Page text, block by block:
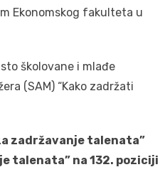
Ekonomskog fakulteta u
školovane i mlađe
(SAM) “Kako zadržati
zadržavanje talenata”
talenata” na 132. poziciji